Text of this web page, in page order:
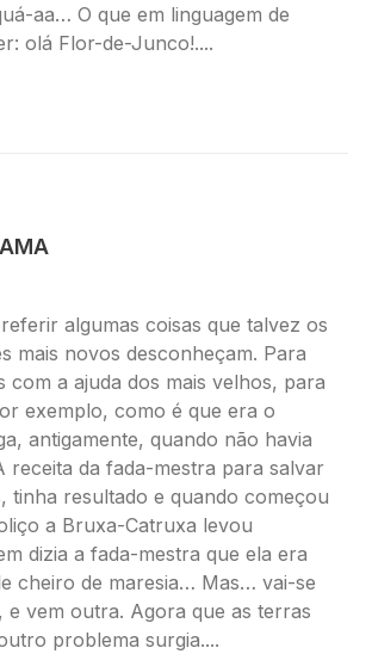
aa… O que em linguagem de
olá Flor-de-Junco!....
algumas coisas que talvez os
mais novos desconheçam. Para
com a ajuda dos mais velhos, para
exemplo, como é que era o
antigamente, quando não havia
receita da fada-mestra para salvar
tinha resultado e quando começou
a Bruxa-Catruxa levou
dizia a fada-mestra que ela era
cheiro de maresia… Mas… vai-se
e vem outra. Agora que as terras
problema surgia....